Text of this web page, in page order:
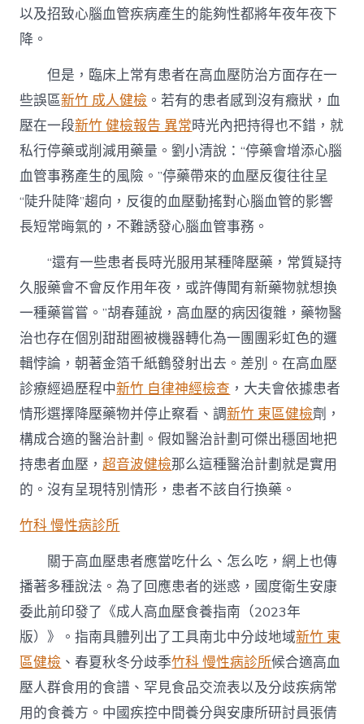
以及招致心腦血管疾病產生的能夠性都將年夜年夜下
降。
但是，臨床上常有患者在高血壓防治方面存在一
些誤區新竹 成人健檢 。若有的患者感到沒有癥狀，血
壓在一段新竹 健檢報告 異常時光內把持得也不錯，就
私行停藥或削減用藥量。劉小清說：“停藥會增添心腦
血管事務產生的風險。”停藥帶來的血壓反復往往呈
“陡升陡降”趨向，反復的血壓動搖對心腦血管的影響
長短常晦氣的，不難誘發心腦血管事務。
“還有一些患者長時光服用某種降壓藥，常質疑持
久服藥會不會反作用年夜，或許傳聞有新藥物就想換
一種藥嘗嘗。”胡春蓮說，高血壓的病因復雜，藥物醫
治也存在個別甜甜圈被機器轉化為一團團彩虹色的邏
輯悖論，朝著金箔千紙鶴發射出去。差別。在高血壓
診療經過歷程中新竹 自律神經檢查 ，大夫會依據患者
情形選擇降壓藥物并停止察看、調新竹 東區健檢劑，
構成合適的醫治計劃。假如醫治計劃可傑出穩固地把
持患者血壓，超音波健檢那么這種醫治計劃就是實用
的。沒有呈現特別情形，患者不該自行換藥。
竹科 慢性病診所
關于高血壓患者應當吃什么、怎么吃，網上也傳
播著多種說法。為了回應患者的迷惑，國度衛生安康
委此前印發了《成人高血壓食養指南（2023年
版）》。指南具體列出了工具南北中分歧地域新竹 東
區健檢 、春夏秋冬分歧季竹科 慢性病診所候合適高血
壓人群食用的食譜、罕見食品交流表以及分歧疾病常
用的食養方。中國疾控中間養分與安康所研討員張倩